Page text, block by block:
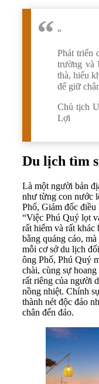
“
Phát triển
trường và
thà, hiếu
để giữ
Chủ tịch
Lợi
Du lịch tìm
Là một người bản
như từng con nước
Phố, Giám đốc điều
“Việc Phú Quý lọt
rất hiếm và rất
bằng quảng cáo,
mỗi cơ sở du lịch
ông Phố, Phú Quý
chài, cùng sự hoang
rất riêng của người
nồng nhiệt. Chính
thành nét độc đáo
chân đến đảo.